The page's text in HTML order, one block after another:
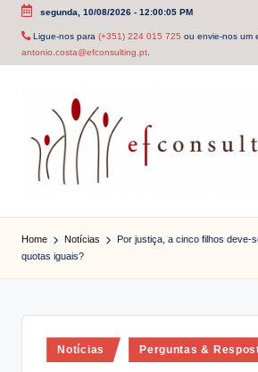
Skip
segunda, 10/08/2026- 12:00:06 PM
Ligue-nos para (+351) 224 015 725 ou envie-nos um
antonio.costa@efconsulting.pt.
f
c
Home Notícias
Por justiça, a cinco filhos deve-
quotas iguais?
Posted
in
Notícias Perguntas &